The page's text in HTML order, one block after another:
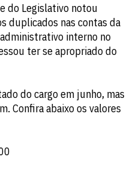
do Legislativo notou
duplicados nas contas da
interno no
ter se apropriado do
do cargo em junho, mas
Confira abaixo os valores